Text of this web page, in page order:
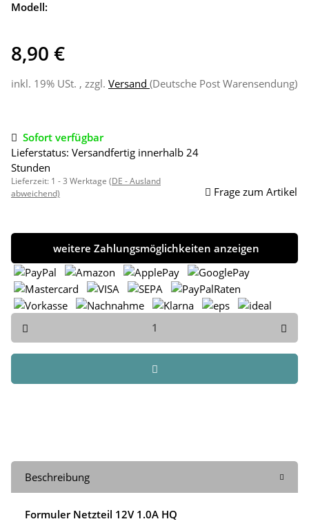
Modell:
8,90 €
inkl. 19% USt. , zzgl. Versand (Deutsche Post Warensendung)
Sofort verfügbar
Lieferstatus: Versandfertig innerhalb 24
Stunden
Lieferzeit: 1 - 3 Werktage (DE - Ausland
abweichend)
Frage zum Artikel
weitere Zahlungsmöglichkeiten anzeigen
Beschreibung
Formuler Netzteil 12V 1.0A HQ